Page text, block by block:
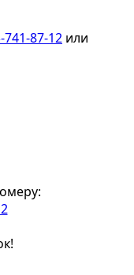
741-87-12 или